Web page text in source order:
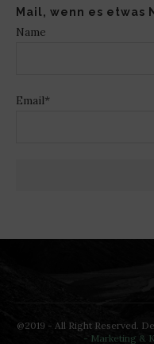
Mail, wenn es etwas
Name
Email*
@2019 - All Right Reserved.
- Marketing &